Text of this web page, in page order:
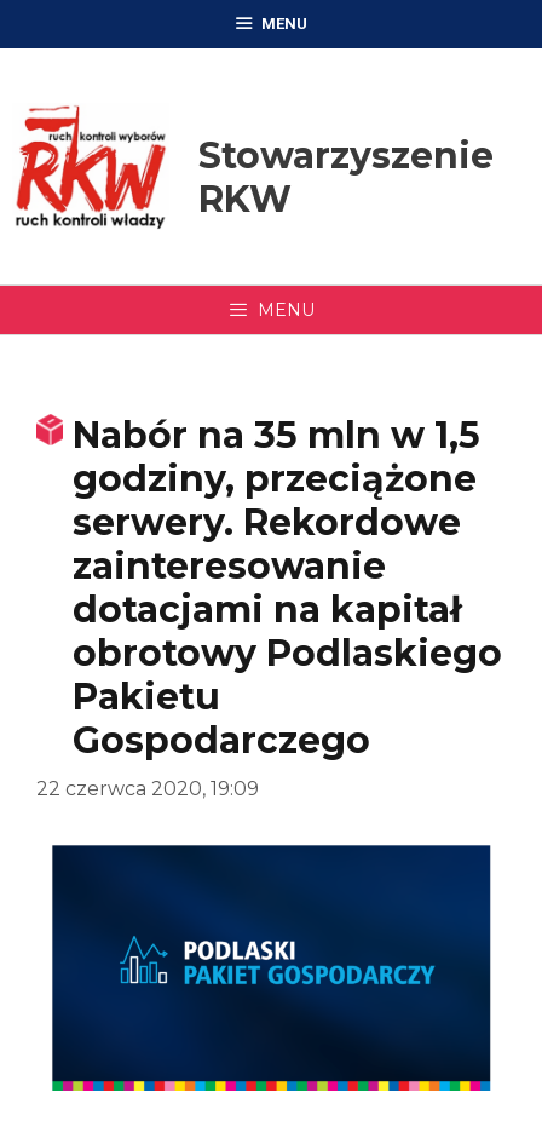
MENU
Stowarzyszenie
RKW
MENU
Nabór na 35 mln w 1,5
godziny, przeciążone
serwery. Rekordowe
zainteresowanie
dotacjami na kapitał
obrotowy Podlaskiego
Pakietu
Gospodarczego
22 czerwca 2020, 19:09